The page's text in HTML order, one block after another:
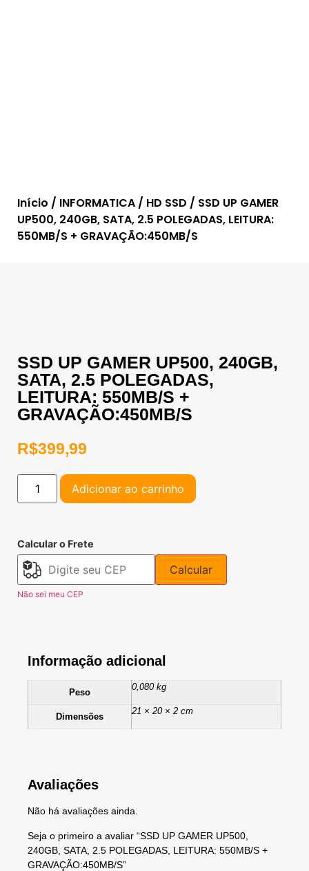
Início / INFORMATICA / HD SSD / SSD UP GAMER
UP500, 240GB, SATA, 2.5 POLEGADAS, LEITURA:
550MB/S + GRAVAÇÃO:450MB/S
SSD UP GAMER UP500, 240GB,
SATA, 2.5 POLEGADAS,
LEITURA: 550MB/S +
GRAVAÇÃO:450MB/S
R$399,99
Adicionar ao carrinho
Calcular o Frete
Calcular
Não sei meu CEP
Informação adicional
Peso
0,080 kg
Dimensões
21 × 20 × 2 cm
Avaliações
Não há avaliações ainda.
Seja o primeiro a avaliar “SSD UP GAMER UP500,
240GB, SATA, 2.5 POLEGADAS, LEITURA: 550MB/S +
GRAVAÇÃO:450MB/S”